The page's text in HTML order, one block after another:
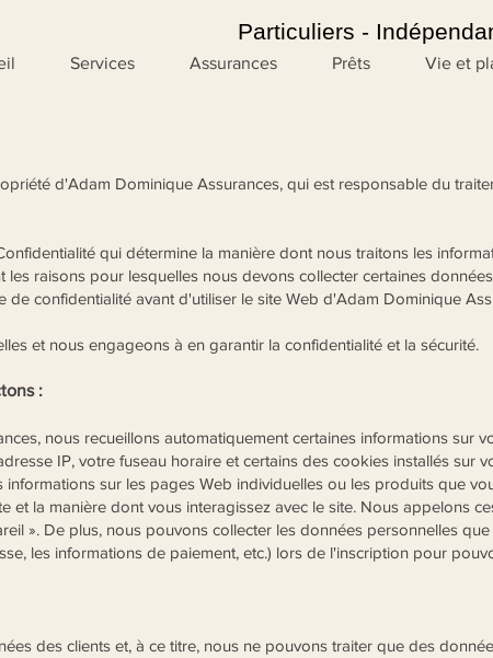
Particuliers -
Services Assurances Prêts Vie et
d'Adam Dominique Assurances, qui est responsable du
qui détermine la manière dont nous traitons les
raisons pour lesquelles nous devons collecter certaines
de confidentialité avant d'utiliser le site Web d'Adam Dominique
et nous engageons à en garantir la confidentialité et la sécurité.
:
nous recueillons automatiquement certaines informations sur
IP, votre fuseau horaire et certains des cookies installés sur
sur les pages Web individuelles ou les produits que
et la manière dont vous interagissez avec le site. Nous appelons
». De plus, nous pouvons collecter les données personnelles
les informations de paiement, etc.) lors de l'inscription pour
des clients et, à ce titre, nous ne pouvons traiter que des